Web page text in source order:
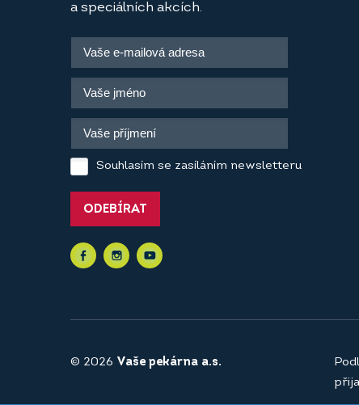
a speciálních akcích.
Souhlasím se zasíláním newsletteru
ODEBÍRAT
© 2026 Vaše pekárna a.s.